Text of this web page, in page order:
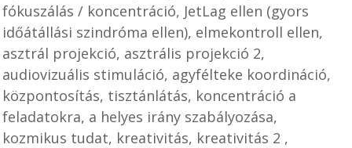
fókuszálás / koncentráció, JetLag ellen (gyors
időátállási szindróma ellen), elmekontroll ellen,
asztrál projekció, asztrális projekció 2,
audiovizuális stimuláció, agyfélteke koordináció,
központosítás, tisztánlátás, koncentráció a
feladatokra, a helyes irány szabályozása,
kozmikus tudat, kreativitás, kreativitás 2 ,